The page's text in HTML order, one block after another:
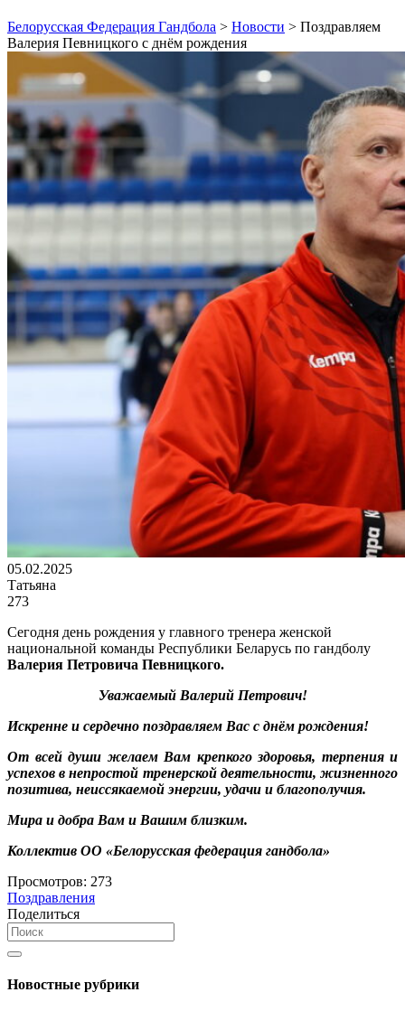
Белорусская Федерация Гандбола > Новости > Поздравляем
Валерия Певницкого с днём рождения
05.02.2025
Татьяна
273
Сегодня день рождения у главного тренера женской
национальной команды Республики Беларусь по гандболу
Валерия Петровича Певницкого.
Уважаемый Валерий Петрович!
Искренне и сердечно поздравляем Вас с днём рождения!
От всей души желаем Вам крепкого здоровья, терпения и
успехов в непростой тренерской деятельности, жизненного
позитива, неиссякаемой энергии, удачи и благополучия.
Мира и добра Вам и Вашим близким.
Коллектив ОО «Белорусская федерация гандбола»
Просмотров: 273
Поздравления
Поделиться
Новостные рубрики